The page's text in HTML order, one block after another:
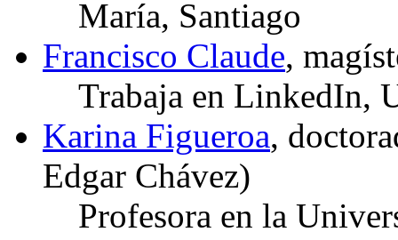
María, Santiago
Francisco Claude,
Trabaja en LinkedIn,
Karina Figueroa,
Edgar Chávez)
Profesora en la